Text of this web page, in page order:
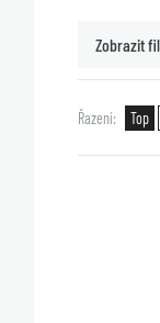
Zobrazit
Řazení Top